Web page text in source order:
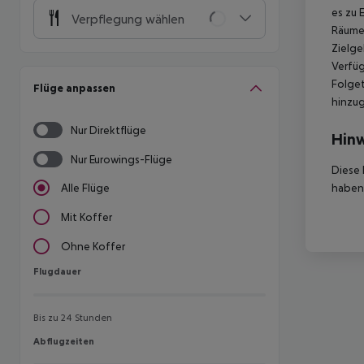
Verpflegung wählen
Flüge anpassen
Nur Direktflüge
Nur Eurowings-Flüge
Alle Flüge
Mit Koffer
Ohne Koffer
Flugdauer
Flugdauer
Bis zu 24 Stunden
Abflugzeiten
Abflugzeiten
es zu
Diese